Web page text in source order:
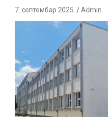
7. септембар 2025. Admin